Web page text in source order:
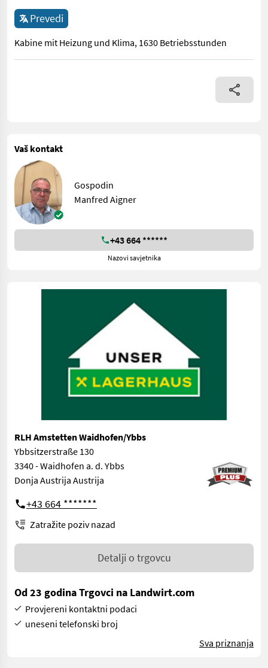
Prevedi
Kabine mit Heizung und Klima, 1630 Betriebsstunden
Kabine mit Heizung und Klima, 1630 Betriebsstunden
Vaš kontakt
Gospodin
Manfred Aigner
+43 664 ******
Nazovi savjetnika
RLH Amstetten Waidhofen/Ybbs
Ybbsitzerstraße 130
3340 - Waidhofen a. d. Ybbs
Donja Austrija Austrija
+43 664 *******
Zatražite poziv nazad
Detalji o trgovcu
Od 23 godina Trgovci na Landwirt.com
Provjereni kontaktni podaci
uneseni telefonski broj
Sva priznanja